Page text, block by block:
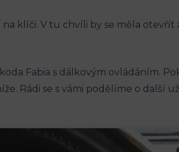
klíči. V tu chvíli by se měla otevřít
Fabia s dálkovým ovládáním.
Rádi se s vámi podělíme o další